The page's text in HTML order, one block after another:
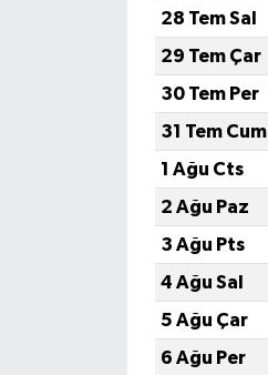
28 Tem Sal
29 Tem Çar
30 Tem Per
31 Tem Cum
1 Ağu Cts
2 Ağu Paz
3 Ağu Pts
4 Ağu Sal
5 Ağu Çar
6 Ağu Per